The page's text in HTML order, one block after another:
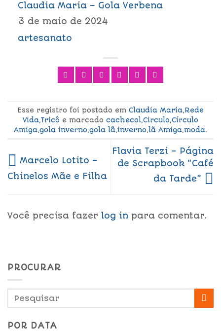
Claudia Maria – Gola Verbena
3 de maio de 2024
artesanato
Esse registro foi postado em Claudia Maria,Rede
Vida,Tricô e marcado cachecol,Circulo,Círculo
Amiga,gola inverno,gola lã,inverno,lã Amiga,moda.
Marcelo Lotito –
Chinelos Mãe e Filha
Flavia Terzi – Página
de Scrapbook “Café
da Tarde”
Você precisa fazer log in para comentar.
PROCURAR
POR DATA